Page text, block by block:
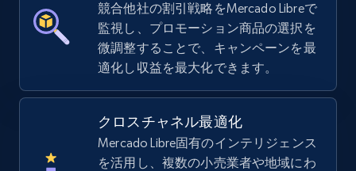
TikTok Shop - discover records by shop url
URL, Title, Available, Description, Currency, Initial
今すぐ始める
競合他社の割引戦略をMercado Libreで
監視し、プロモーション商品の選択を
微調整することで、キャンペーンを最
適化し収益を最大化できます。
クロスチャネル最適化
Mercado Libre固有のインテリジェンス
を活用し、複数の小売業者や地域にわ